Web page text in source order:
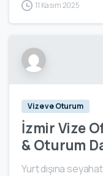
11 Kasım 2025
Vize ve Oturum
İzmir Vize
& Oturum
Yurt dışına